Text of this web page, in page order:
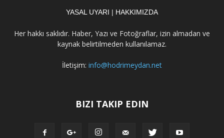
YASAL UYARI | HAKKIMIZDA
Her hakkı saklıdır. Haber, Yazı ve Fotoğraflar, izin almadan ve
kaynak belirtilmeden kullanılamaz.
İletişim: info@hodrimeydan.net
BIZI TAKIP EDIN